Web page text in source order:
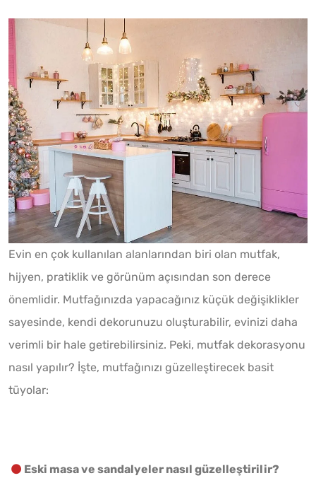
Evin en çok kullanılan alanlarından biri olan mutfak,
hijyen, pratiklik ve görünüm açısından son derece
önemlidir. Mutfağınızda yapacağınız küçük değişiklikler
sayesinde, kendi dekorunuzu oluşturabilir, evinizi daha
verimli bir hale getirebilirsiniz. Peki, mutfak dekorasyonu
nasıl yapılır? İşte, mutfağınızı güzelleştirecek basit
tüyolar:
Eski masa ve sandalyeler nasıl güzelleştirilir?